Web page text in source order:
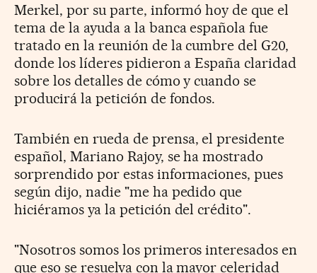
Merkel, por su parte, informó hoy de que el
tema de la ayuda a la banca española fue
tratado en la reunión de la cumbre del G20,
donde los líderes pidieron a España claridad
sobre los detalles de cómo y cuando se
producirá la petición de fondos.
También en rueda de prensa, el presidente
español, Mariano Rajoy, se ha mostrado
sorprendido por estas informaciones, pues
según dijo, nadie "me ha pedido que
hiciéramos ya la petición del crédito".
"Nosotros somos los primeros interesados en
que eso se resuelva con la mayor celeridad